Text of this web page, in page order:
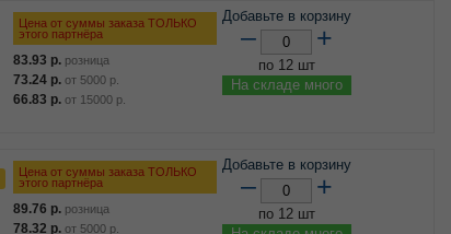
Цена от суммы заказа ТОЛЬКО
этого партнёра
83.93 р. розница
73.24 р. от 5000 р.
66.83 р. от 15000 р.
Добавьте в корзину
– +
по 12 шт
На складе много
Цена от суммы заказа ТОЛЬКО
этого партнёра
89.76 р. розница
78.32 р. от 5000 р.
Добавьте в корзину
– +
по 12 шт